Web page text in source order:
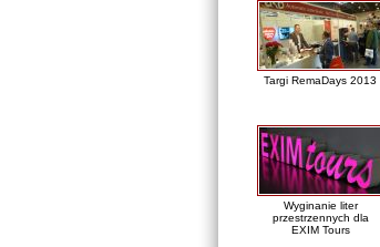
Targi RemaDays 2013
Wyginanie liter
przestrzennych dla
EXIM Tours